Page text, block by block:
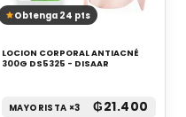
Obtenga 24 pts
LOCION CORPORAL ANTIACNÉ
300G DS5325 - DISAAR
MAYORISTA ×3 ₲21.400